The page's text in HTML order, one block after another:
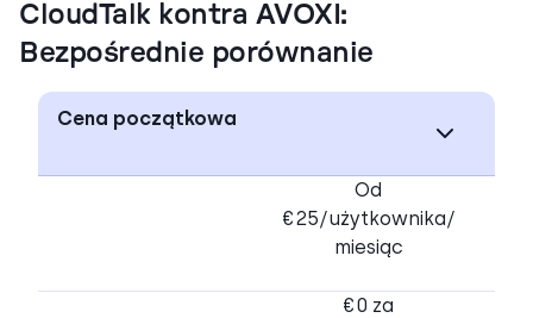
CloudTalk kontra AVOXI:
Bezpośrednie porównanie
Cena początkowa
Od
€25/użytkownika/
miesiąc
€0 za